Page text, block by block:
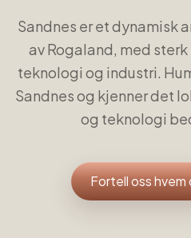
For jobbsøkere
Sandnes er et dynamisk
av Rogaland, med
teknologi og industri.
Sandnes og kjenner det
og teknologi
Fortell oss